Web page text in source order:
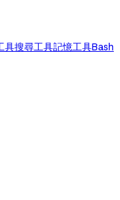
具搜尋工具記憶工具Bash